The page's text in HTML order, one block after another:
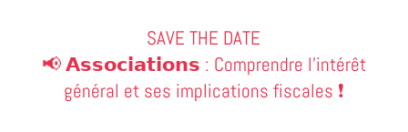
SAVE THE DATE
📢 𝗔𝘀𝘀𝗼𝗰𝗶𝗮𝘁𝗶𝗼𝗻𝘀 : Comprendre l’intérêt
général et ses implications fiscales ❗